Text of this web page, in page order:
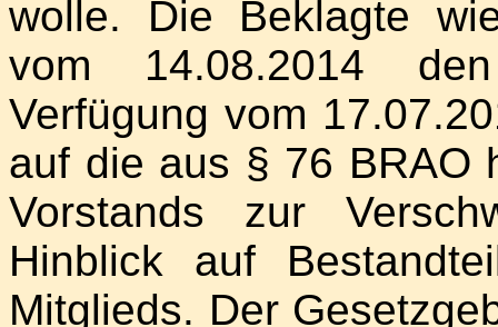
wolle. Die Beklagte
vom 14.08.2014
Verfügung vom
auf die aus § 76 BRAO
Vorstands zur
Hinblick auf
Mitglieds. Der